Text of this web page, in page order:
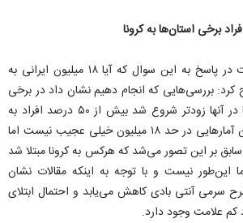
معاون کل وزارت بهداشت در پاسخ به این سوال که آیا ۱۸ میلیون ایرانی به
کرد: بررسی‌‌هایی که انجام دهیم نشان داد در برخی
استان‌‌ها که اپیدمی کرونا در آنها زودتر شروع شد بیش از ۵۰ درصد افراد به
کرونا مبتلا شده‌‌اند بنابراین آمارهایی در حد ۱۸ میلیون خیلی عجیب نیست اما
بر این تصور می‌‌شد که هرکس به کرونا مبتلا شد
این‌‌طور نیست و با توجه به اینکه مقالات نشان
از ۳ ماه سطرح سرمی آنتی بادی کاهش می‌‌یابد و احتمال ابتلای
علامت وجود دارد.